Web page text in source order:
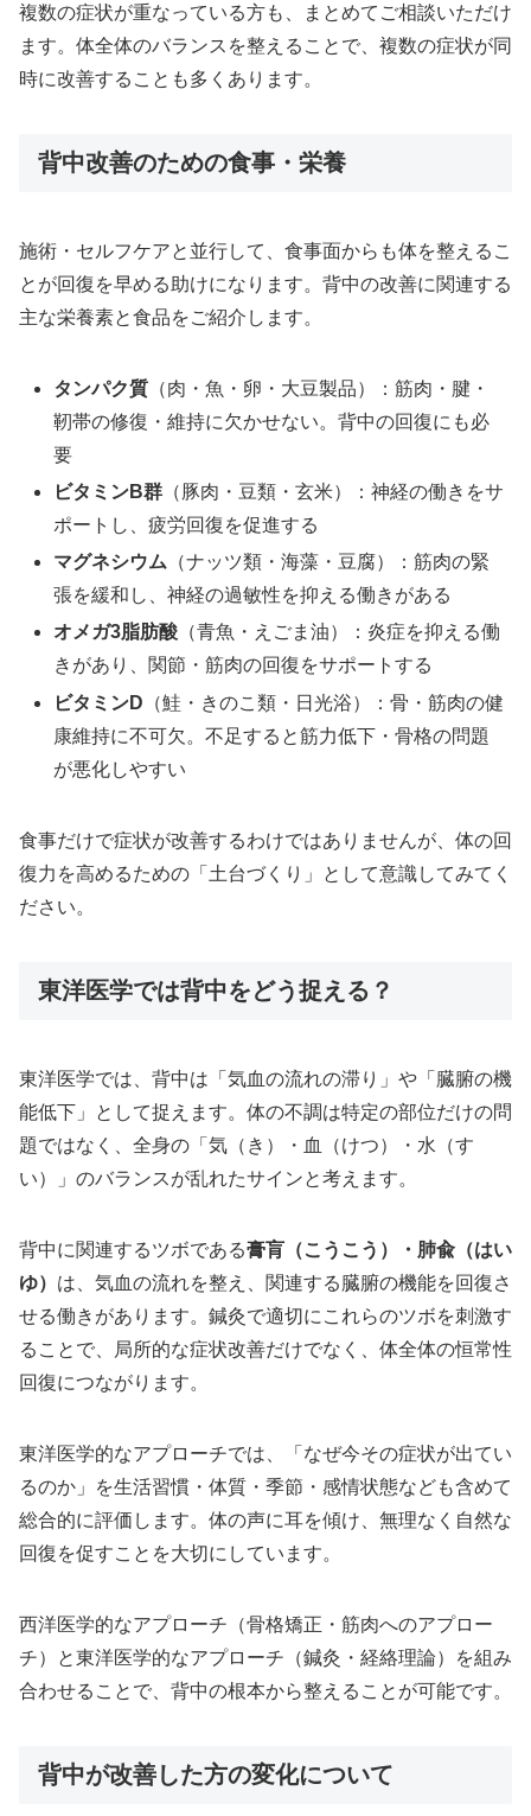
複数の症状が重なっている方も、まとめてご相談いただけ
ます。体全体のバランスを整えることで、複数の症状が同
時に改善することも多くあります。
背中改善のための食事・栄養
施術・セルフケアと並行して、食事面からも体を整えるこ
とが回復を早める助けになります。背中の改善に関連する
主な栄養素と食品をご紹介します。
タンパク質 （肉・魚・卵・大豆製品）：筋肉・腱・
靭帯の修復・維持に欠かせない。背中の回復にも必
要
ビタミンB群 （豚肉・豆類・玄米）：神経の働きをサ
ポートし、疲労回復を促進する
マグネシウム （ナッツ類・海藻・豆腐）：筋肉の緊
張を緩和し、神経の過敏性を抑える働きがある
オメガ3脂肪酸 （青魚・えごま油）：炎症を抑える働
きがあり、関節・筋肉の回復をサポートする
ビタミンD （鮭・きのこ類・日光浴）：骨・筋肉の健
康維持に不可欠。不足すると筋力低下・骨格の問題
が悪化しやすい
食事だけで症状が改善するわけではありませんが、体の回
復力を高めるための「土台づくり」として意識してみてく
ださい。
東洋医学では背中をどう捉える？
東洋医学では、背中は「気血の流れの滞り」や「臓腑の機
能低下」として捉えます。体の不調は特定の部位だけの問
題ではなく、全身の「気（き）・血（けつ）・水（す
い）」のバランスが乱れたサインと考えます。
背中に関連するツボである膏肓（こうこう）・肺兪（はい
ゆ） は、気血の流れを整え、関連する臓腑の機能を回復さ
せる働きがあります。鍼灸で適切にこれらのツボを刺激す
ることで、局所的な症状改善だけでなく、体全体の恒常性
回復につながります。
東洋医学的なアプローチでは、「なぜ今その症状が出てい
るのか」を生活習慣・体質・季節・感情状態なども含めて
総合的に評価します。体の声に耳を傾け、無理なく自然な
回復を促すことを大切にしています。
西洋医学的なアプローチ（骨格矯正・筋肉へのアプロー
チ）と東洋医学的なアプローチ（鍼灸・経絡理論）を組み
合わせることで、背中の根本から整えることが可能です。
背中が改善した方の変化について